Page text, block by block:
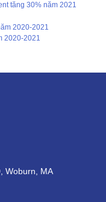
tăng 30% năm 2021
2020-2021
Woburn, MA